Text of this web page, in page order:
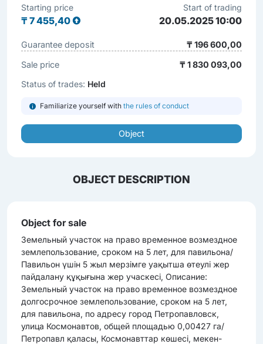
Starting price
₸ 7 455,40
Start of trading
20.05.2025 10:00
Guarantee deposit
₸ 196 600,00
Sale price
₸ 1 830 093,00
Status of trades: Held
Familiarize yourself with the rules of conduct
Object
OBJECT DESCRIPTION
Object for sale
Земельный участок на право временное возмездное
землепользование, сроком на 5 лет, для павильона/
Павильон үшін 5 жыл мерзімге уақытша өтеулі жер
пайдалану құқығына жер учаскесі, Описание:
Земельный участок на право временное возмездное
долгосрочное землепользование, сроком на 5 лет,
для павильона, по адресу город Петропавловск,
улица Космонавтов, общей площадью 0,00427 га/
Петропавл қаласы, Космонавттар көшесі, мекен-